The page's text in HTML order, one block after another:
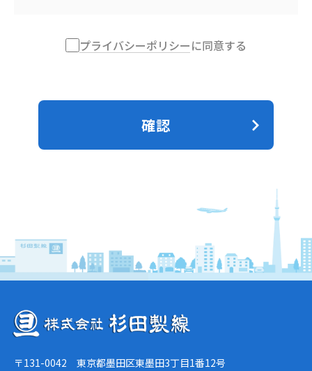
プライバシーポリシーに同意する
確認
〒131-0042 東京都墨田区東墨田3丁目1番12号